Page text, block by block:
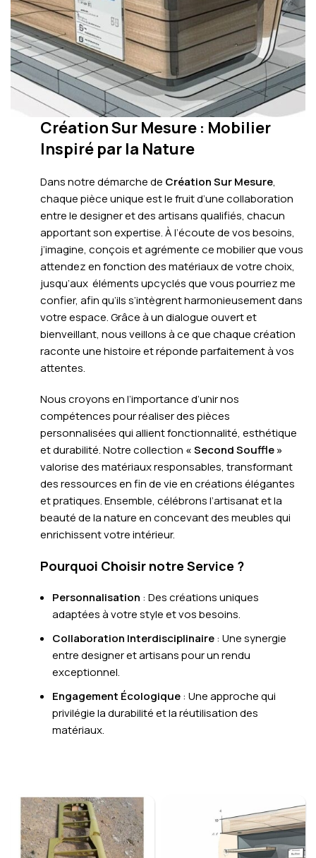
Création Sur Mesure : Mobilier
Inspiré par la Nature
Dans notre démarche de Création Sur Mesure,
chaque pièce unique est le fruit d’une collaboration
entre le designer et des artisans qualifiés, chacun
apportant son expertise. À l’écoute de vos besoins,
j’imagine, conçois et agrémente ce mobilier que vous
attendez en fonction des matériaux de votre choix,
jusqu’aux éléments upcyclés que vous pourriez me
confier, afin qu’ils s’intègrent harmonieusement dans
votre espace. Grâce à un dialogue ouvert et
bienveillant, nous veillons à ce que chaque création
raconte une histoire et réponde parfaitement à vos
attentes.
Nous croyons en l’importance d’unir nos
compétences pour réaliser des pièces
personnalisées qui allient fonctionnalité, esthétique
et durabilité. Notre collection « Second Souffle »
valorise des matériaux responsables, transformant
des ressources en fin de vie en créations élégantes
et pratiques. Ensemble, célébrons l’artisanat et la
beauté de la nature en concevant des meubles qui
enrichissent votre intérieur.
Pourquoi Choisir notre Service ?
Personnalisation : Des créations uniques
adaptées à votre style et vos besoins.
Collaboration Interdisciplinaire: Une synergie
entre designer et artisans pour un rendu
exceptionnel.
Engagement Écologique: Une approche qui
privilégie la durabilité et la réutilisation des
matériaux.